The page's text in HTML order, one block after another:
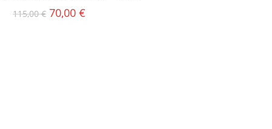
115,00€ El
precio
70,00 €